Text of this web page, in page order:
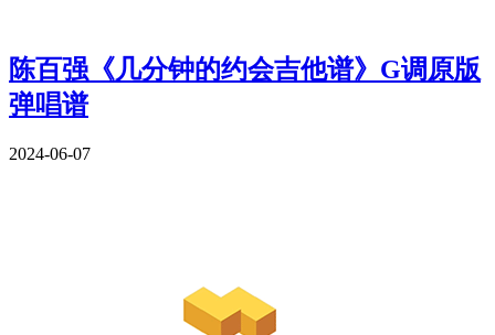
陈百强《几分钟的约会吉他谱》G调原版
弹唱谱
2024-06-07